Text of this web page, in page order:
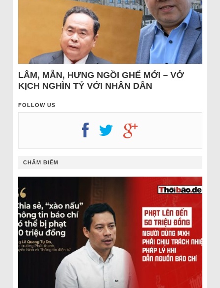
LÂM, MẪN, HƯNG NGỒI GHẾ MỚI – VỞ
KỊCH NGHÌN TỶ VỚI NHÂN DÂN
FOLLOW US
CHÂM BIẾM